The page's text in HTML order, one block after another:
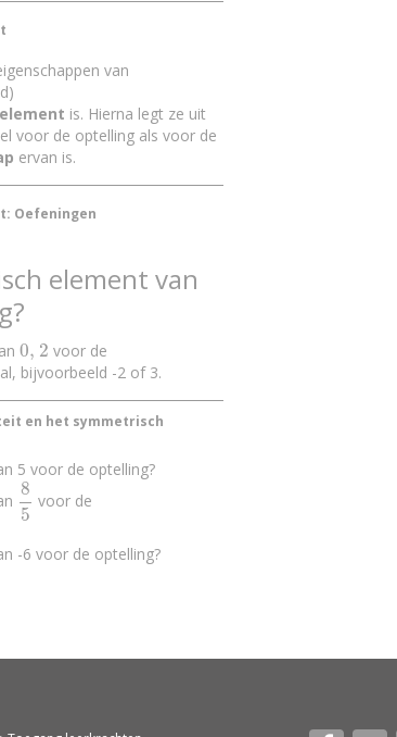
van
element is. Hierna legt ze uit
voor de optelling als voor de
ervan is.
Oefeningen
element van
0, 2
0,2 voor de
bijvoorbeeld -2 of 3.
en het symmetrisch
5 voor de optelling?
8
5
85 voor de
-6 voor de optelling?